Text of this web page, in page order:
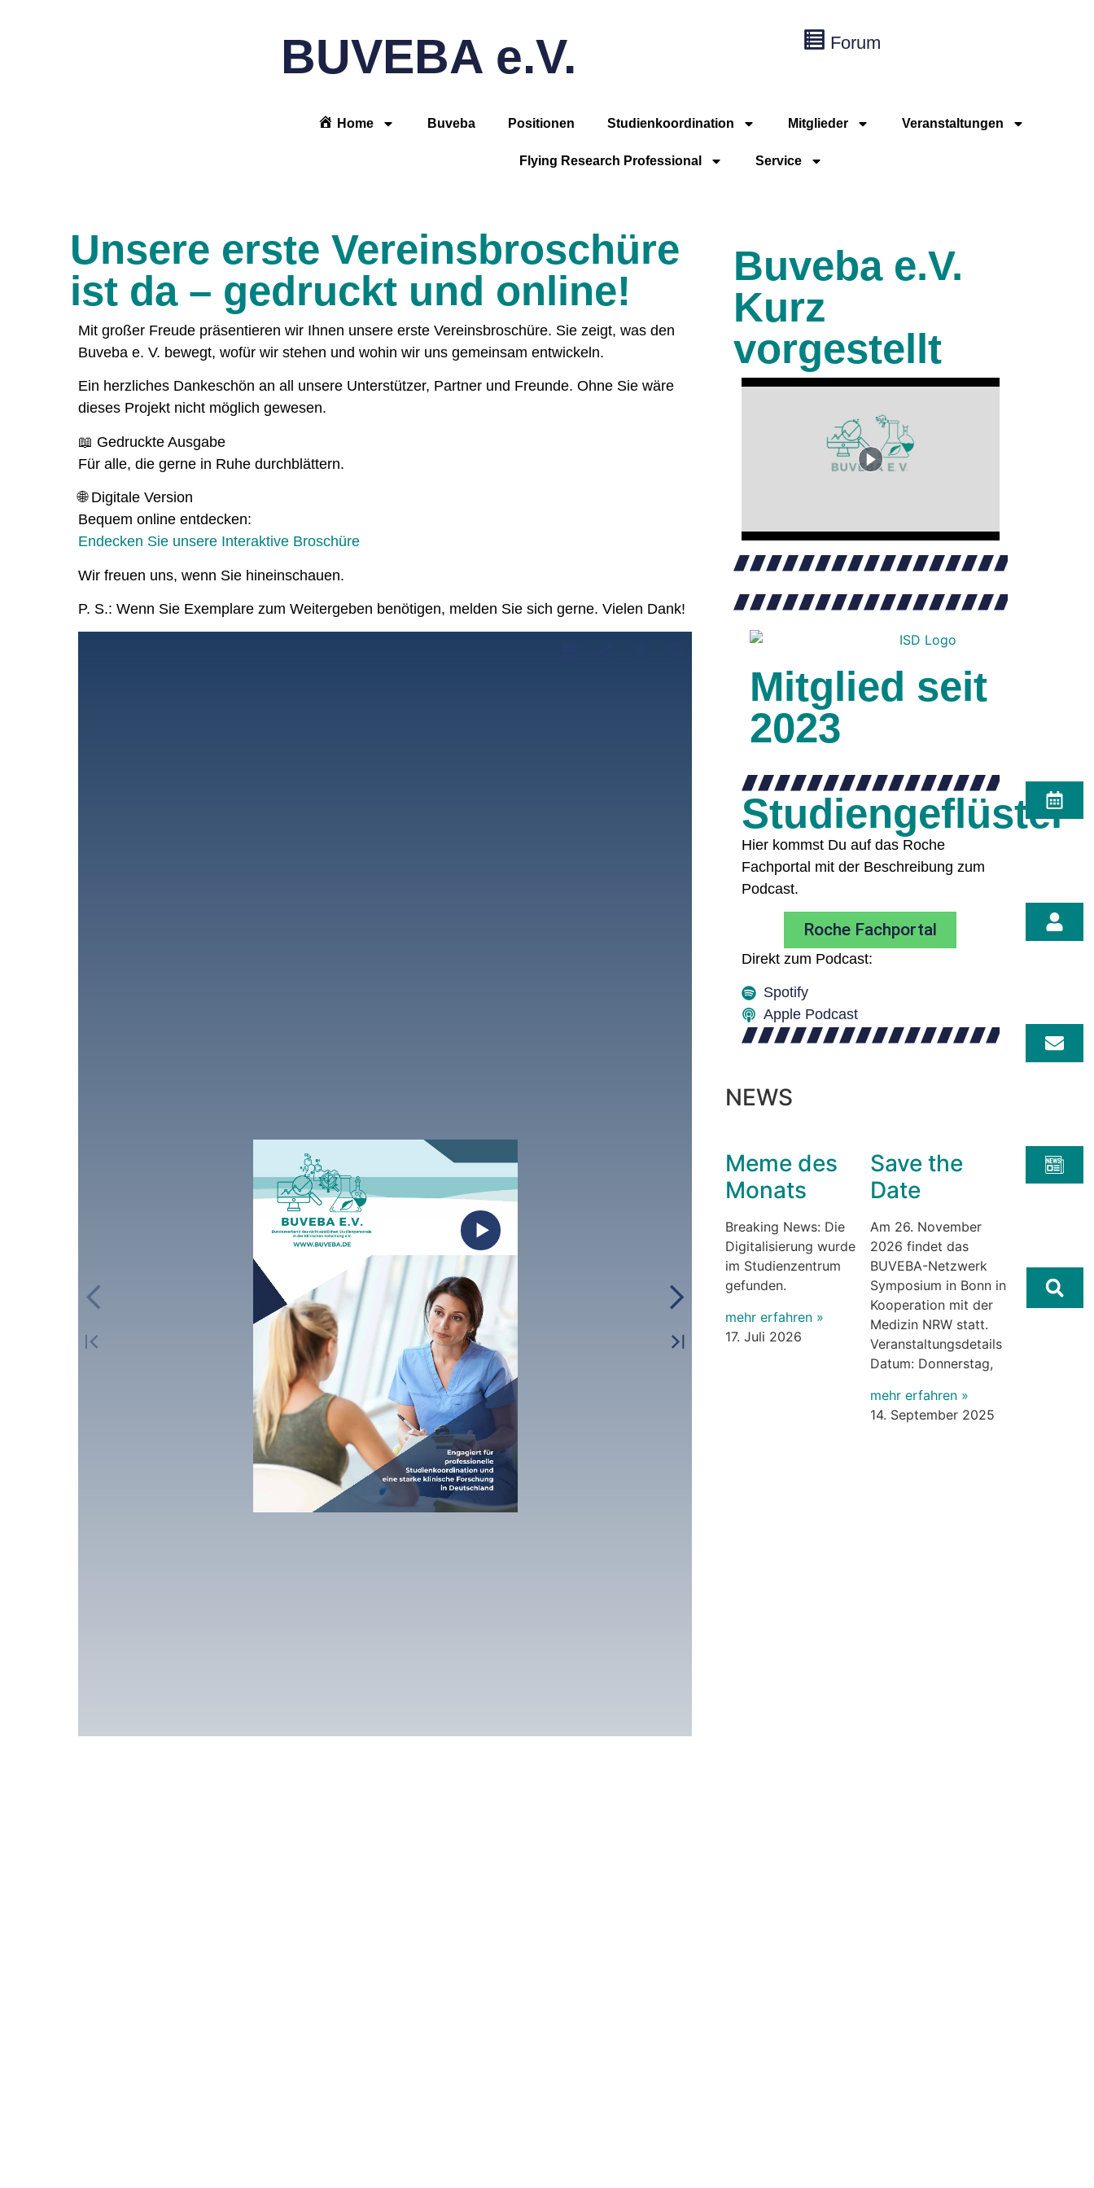
BUVEBA e.V. Forum
Home Buveba Positionen Studienkoordination Mitglieder Veranstaltungen
Flying Research Professional Service
Unsere erste Vereinsbroschüre
ist da – gedruckt und online!
Mit großer Freude präsentieren wir Ihnen unsere erste Vereinsbroschüre. Sie zeigt, was den
Buveba e. V. bewegt, wofür wir stehen und wohin wir uns gemeinsam entwickeln.
Ein herzliches Dankeschön an all unsere Unterstützer, Partner und Freunde. Ohne Sie wäre
dieses Projekt nicht möglich gewesen.
📖 Gedruckte Ausgabe
Für alle, die gerne in Ruhe durchblättern.
🌐 Digitale Version
Bequem online entdecken:
Endecken Sie unsere Interaktive Broschüre
Wir freuen uns, wenn Sie hineinschauen.
P. S.: Wenn Sie Exemplare zum Weitergeben benötigen, melden Sie sich gerne. Vielen Dank!
Buveba e.V.
Kurz
vorgestellt
Mitglied seit
2023
Studiengeflüster
Hier kommst Du auf das Roche
Fachportal mit der Beschreibung zum
Podcast.
Roche Fachportal
Direkt zum Podcast:
Spotify
Apple Podcast
NEWS
Meme des
Monats
Breaking News: Die
Digitalisierung wurde
im Studienzentrum
gefunden.
mehr erfahren »
17. Juli 2026
Save the
Date
Am 26. November
2026 findet das
BUVEBA-Netzwerk
Symposium in Bonn in
Kooperation mit der
Medizin NRW statt.
Veranstaltungsdetails
Datum: Donnerstag,
mehr erfahren »
14. September 2025